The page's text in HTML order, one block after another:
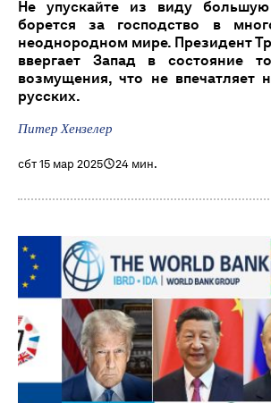
Не упускайте из виду большую
борется за господство в
неоднородном мире. Президент
ввергает Запад в состояние
возмущения, что не впечатляет
русских.
Питер Хензелер
сбт 15 мар 2025 24 мин.